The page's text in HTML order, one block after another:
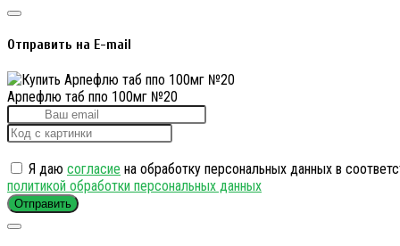
Отправить на E-mail
Арпефлю таб ппо 100мг №20
Я даю согласие на обработку персональных данных в
политикой обработки персональных данных
Отправить